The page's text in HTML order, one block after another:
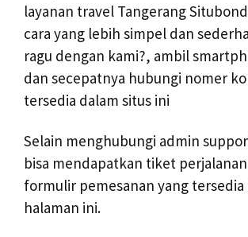
layanan travel Tangerang
cara yang lebih simpel dan
ragu dengan kami?, ambil
dan secepatnya hubungi nomer
tersedia dalam situs ini
Selain menghubungi admin
bisa mendapatkan tiket
formulir pemesanan yang tersedia
halaman ini.